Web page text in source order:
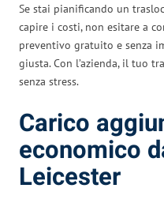
Se stai pianificando un
capire i costi, non esitare a
preventivo gratuito e senza
giusta. Con l’azienda, il tuo
senza stress.
Carico
economico
Leicester